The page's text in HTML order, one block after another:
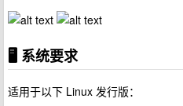
🖥️ 系统要求
适用于以下 Linux 发行版：